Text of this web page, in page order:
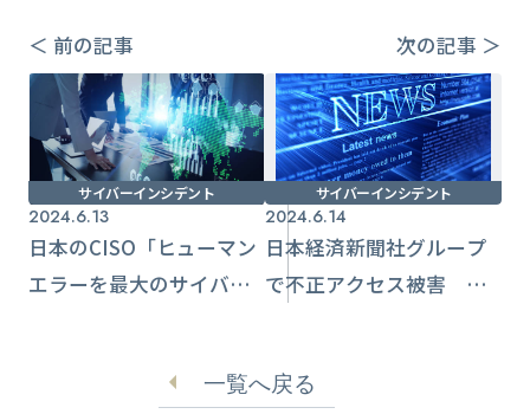
＜ 前の記事 次の記事 ＞
サイバーインシデント
2024.6.13
日本のCISO「ヒューマン
エラーを最大のサイバー
サイバーインシデント
2024.6.14
日本経済新聞社グループ
で不正アクセス被害 従
一覧へ戻る